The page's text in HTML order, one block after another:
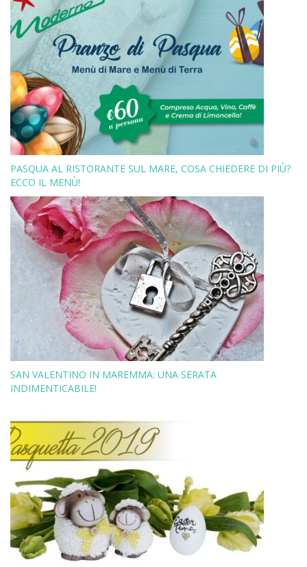
PASQUA AL RISTORANTE SUL MARE, COSA CHIEDERE DI PIÙ?
ECCO IL MENÙ!
SAN VALENTINO IN MAREMMA: UNA SERATA
INDIMENTICABILE!